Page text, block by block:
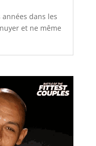
années dans les
et ne même